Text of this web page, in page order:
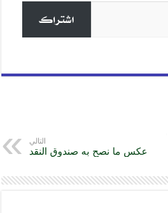
اشتراك
التالي
عكس ما نصح به صندوق النقد